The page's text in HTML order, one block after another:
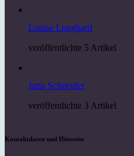
Louise Lunghard
veröffentlichte 5 Artikel
Jutta Schneider
veröffentlichte 3 Artikel
Kontaktdaten und Hinweise